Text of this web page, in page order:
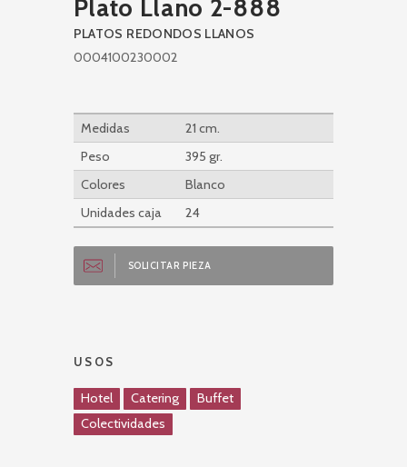
Plato Llano 2-888
PLATOS REDONDOS LLANOS
0004100230002
Medidas
21 cm.
Peso
395 gr.
Colores
Blanco
Unidades caja
24
SOLICITAR PIEZA
USOS
Hotel Catering
Buffet
Colectividades